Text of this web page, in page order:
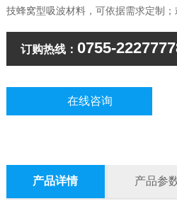
技蜂窝型吸波材料，可依据需求定制；
订购热线： 0755-
在线咨询
产品详情 产品参